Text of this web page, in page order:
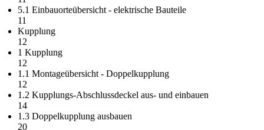
5.1 Einbauorteübersicht - elektrische Bauteile
11
Kupplung
12
1 Kupplung
12
1.1 Montageübersicht - Doppelkupplung
12
1.2 Kupplungs-Abschlussdeckel aus- und einbauen
14
1.3 Doppelkupplung ausbauen
20